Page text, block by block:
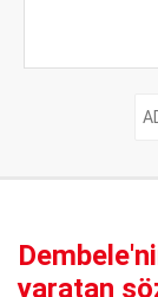
yaratan